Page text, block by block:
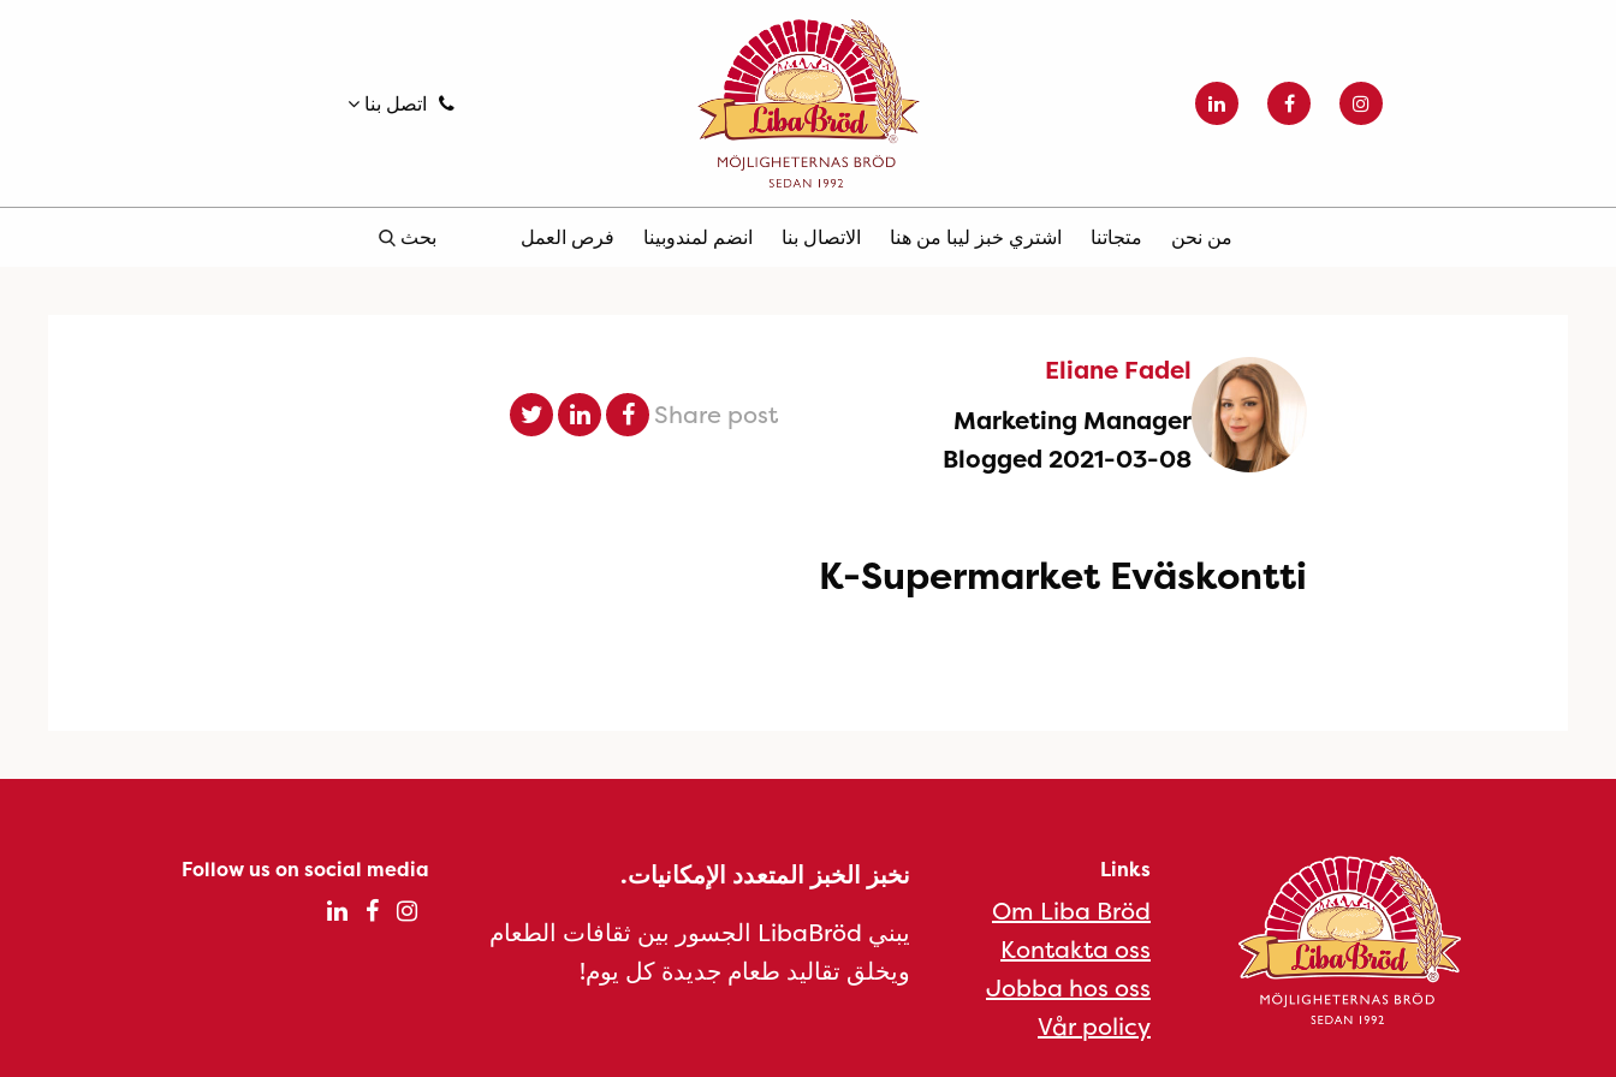
اتصل بنا
من نحن متجاتنا اشتري خبز ليبا من هنا الاتصال بنا انضم لمندوبينا فرص العمل بحث
Eliane Fadel
Marketing Manager
Blogged 2021-03-08
Share post
K-Supermarket Eväskontti
Links
Om Liba Bröd
Kontakta oss
Jobba hos oss
Vår policy
نخبز الخبز المتعدد الإمكانيات.
يبني LibaBröd الجسور بين ثقافات الطعام
ويخلق تقاليد طعام جديدة كل يوم!
Follow us on social media